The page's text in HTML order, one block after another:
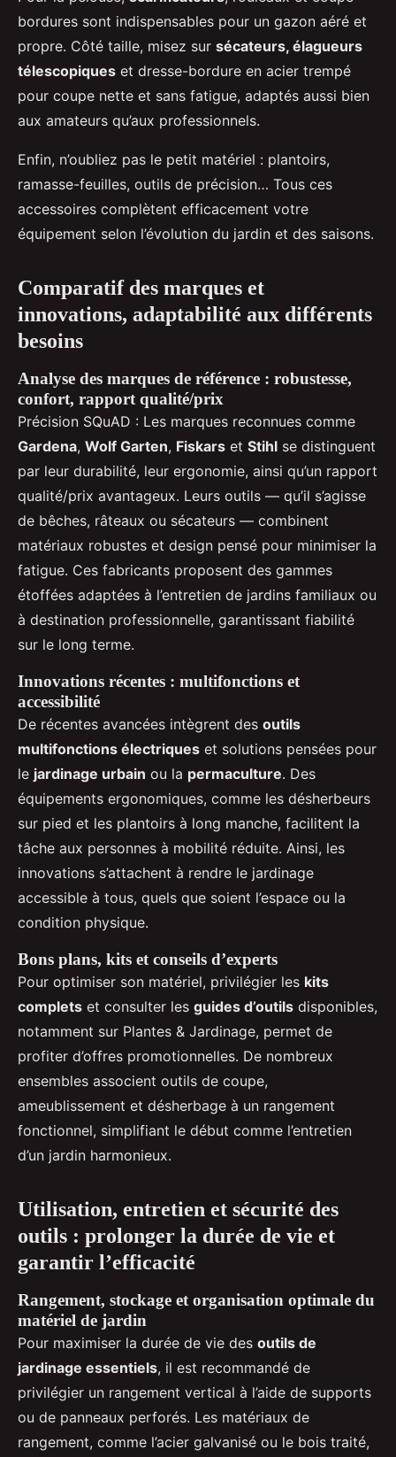
bordures sont indispensables pour un gazon aéré et
propre. Côté taille, misez sur sécateurs, élagueurs
télescopiques et dresse-bordure en acier trempé
pour coupe nette et sans fatigue, adaptés aussi bien
aux amateurs qu’aux professionnels.
Enfin, n’oubliez pas le petit matériel : plantoirs,
ramasse-feuilles, outils de précision… Tous ces
accessoires complètent efficacement votre
équipement selon l’évolution du jardin et des saisons.
Comparatif des marques et
innovations, adaptabilité aux différents
besoins
Analyse des marques de référence : robustesse,
confort, rapport qualité/prix
Précision SQuAD : Les marques reconnues comme
Gardena, Wolf Garten, Fiskars et Stihl se distinguent
par leur durabilité, leur ergonomie, ainsi qu’un rapport
qualité/prix avantageux. Leurs outils — qu’il s’agisse
de bêches, râteaux ou sécateurs — combinent
matériaux robustes et design pensé pour minimiser la
fatigue. Ces fabricants proposent des gammes
étoffées adaptées à l’entretien de jardins familiaux ou
à destination professionnelle, garantissant fiabilité
sur le long terme.
Innovations récentes : multifonctions et
accessibilité
De récentes avancées intègrent des outils
multifonctions électriques et solutions pensées pour
le jardinage urbain ou la permaculture. Des
équipements ergonomiques, comme les désherbeurs
sur pied et les plantoirs à long manche, facilitent la
tâche aux personnes à mobilité réduite. Ainsi, les
innovations s’attachent à rendre le jardinage
accessible à tous, quels que soient l’espace ou la
condition physique.
Bons plans, kits et conseils d’experts
Pour optimiser son matériel, privilégier les kits
complets et consulter les guides d’outils disponibles,
notamment sur Plantes & Jardinage, permet de
profiter d’offres promotionnelles. De nombreux
ensembles associent outils de coupe,
ameublissement et désherbage à un rangement
fonctionnel, simplifiant le début comme l’entretien
d’un jardin harmonieux.
Utilisation, entretien et sécurité des
outils : prolonger la durée de vie et
garantir l’efficacité
Rangement, stockage et organisation optimale du
matériel de jardin
Pour maximiser la durée de vie des outils de
jardinage essentiels, il est recommandé de
privilégier un rangement vertical à l’aide de supports
ou de panneaux perforés. Les matériaux de
rangement, comme l’acier galvanisé ou le bois traité,